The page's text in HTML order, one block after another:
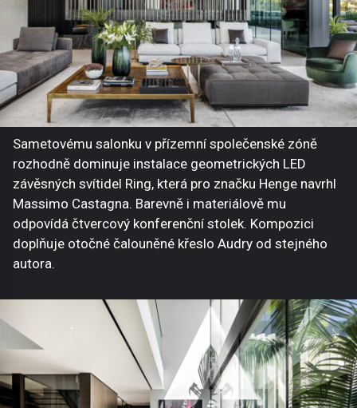
Sametovému salonku v přízemní společenské zóně
rozhodně dominuje instalace geometrických LED
závěsných svítidel Ring, která pro značku Henge navrhl
Massimo Castagna. Barevně i materiálově mu
odpovídá čtvercový konferenční stolek. Kompozici
doplňuje otočné čalouněné křeslo Audry od stejného
autora.